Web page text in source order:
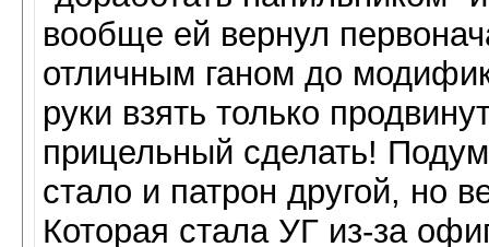
вообще ей вернул
отличным ганом до
руки взять только
прицельный сделать!
стало и патрон другой, но
Которая стала УГ из-за